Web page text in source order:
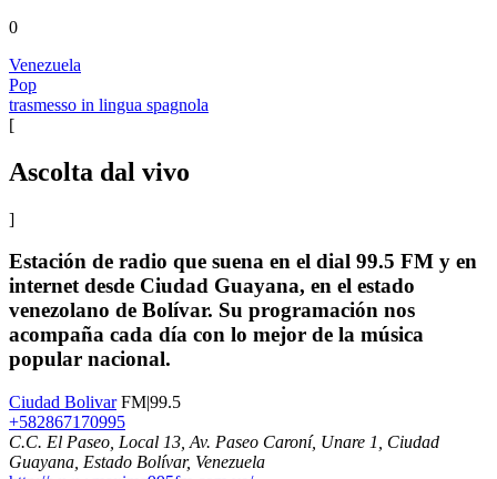
0
Venezuela
Pop
trasmesso in lingua spagnola
[
Ascolta dal vivo
]
Estación de radio que suena en el dial 99.5 FM y en
internet desde Ciudad Guayana, en el estado
venezolano de Bolívar. Su programación nos
acompaña cada día con lo mejor de la música
popular nacional.
Ciudad Bolivar FM|99.5
+582867170995
C.C. El Paseo, Local 13, Av. Paseo Caroní, Unare 1, Ciudad
Guayana, Estado Bolívar, Venezuela